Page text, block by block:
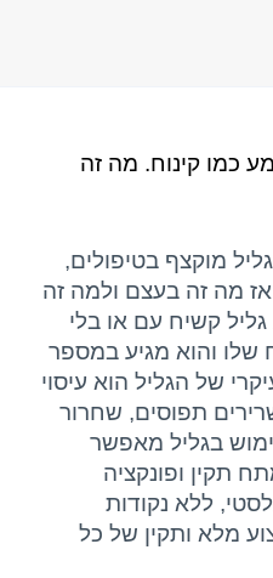
מוקצף בטיפולים,
אז מה זה בעצם ולמה זה
קשיח עם או בלי
שלו והוא מגיע במספר
של הגליל הוא עיסוי
תפוסים, שחרור
בגליל מאפשר
תקין ופונקציה
ללא נקודות
מלא ותקין של כל